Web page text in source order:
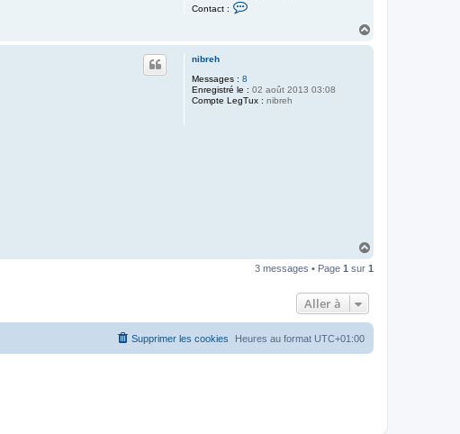
Contact :
a
r
S
nibreh
Messages : 8
Enregistré le : 02 août 2013 03:08
Compte LegTux : nibreh
u
3 messages • Page 1 sur 1
Aller à
Heures au format UTC+01:00
Supprimer les cookies